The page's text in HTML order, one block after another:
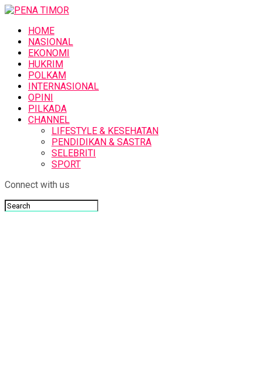
HOME
NASIONAL
EKONOMI
HUKRIM
POLKAM
INTERNASIONAL
OPINI
PILKADA
CHANNEL
LIFESTYLE & KESEHATAN
PENDIDIKAN & SASTRA
SELEBRITI
SPORT
Connect with us